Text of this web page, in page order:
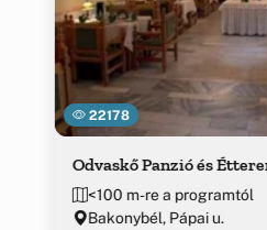
22178
Odvaskő Panzió és
<100 m-re a programtól
Bakonybél, Pápai u.